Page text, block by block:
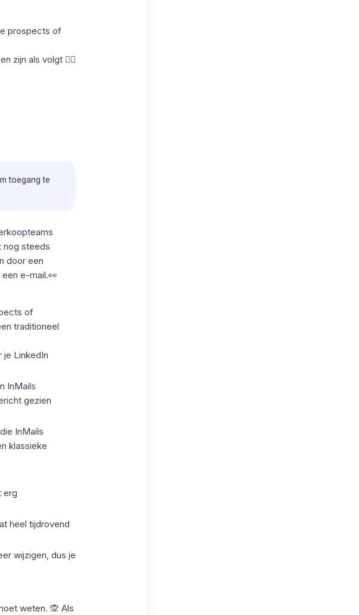
prospects of
zijn als volgt 👇🏻
toegang te
nog steeds
door een
e-mail.👀
of
traditioneel
je LinkedIn
InMails
gezien
InMails
klassieke
erg
heel tijdrovend
wijzigen, dus je
weten. 🙊 Als